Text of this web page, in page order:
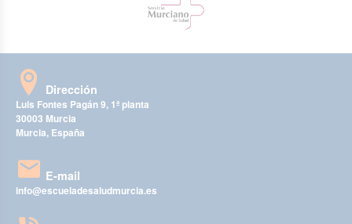
Dirección
Luis Fontes Pagán 9, 1ª planta
30003 Murcia
Murcia, España
E-mail
info@escueladesaludmurcia.es